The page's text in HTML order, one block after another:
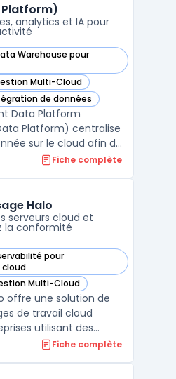
Platform)
analytics et IA pour
Warehouse pour
Data Platform (Microsoft
Multi-Cloud
Data Platform (Microsoft
de données
Data Platform (Microsoft
Data Platform
Platform) centralise
sur le cloud afin de
des systèmes et
outils d’analyse
Fiche complète
Halo
serveurs cloud et
la conformité
pour
Halo dans cette catégorie
Multi-Cloud
Halo dans cette catégorie
offre une solution de
de travail cloud
utilisant des
des environnements
Fiche complète